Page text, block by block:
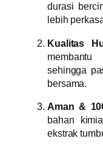
durasi
lebih
Kualitas
membantu
sehingga
bersama.
Aman &
bahan
ekstrak